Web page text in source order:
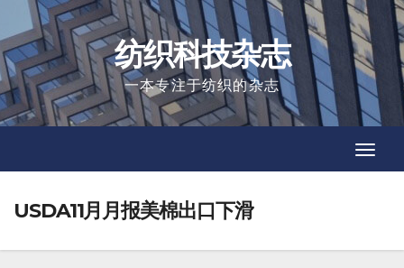
to
content
纺织科技杂志
一本专注于纺织的杂志
USDA11月月报美棉出口下滑